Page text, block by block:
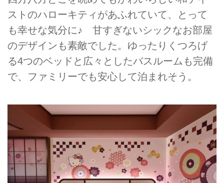
ストのハローキティがあふれていて、とって
も幸せな気分に♪ 甘すぎないシックなお部屋
のデザインも素敵でした。ゆったりくつろげ
る4つのベッドと広々としたバスルームも完備
で、ファミリーでも安心して泊まれそう。